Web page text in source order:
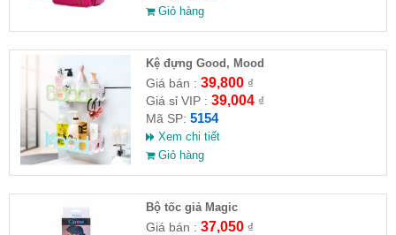
Giỏ hàng
Kệ đựng Good, Mood
Giá bán : 39,800₫
Giá sỉ VIP : 39,004₫
Mã SP: 5154
Xem chi tiết
Giỏ hàng
Bộ tốc giả Magic
Giá bán : 37,050₫